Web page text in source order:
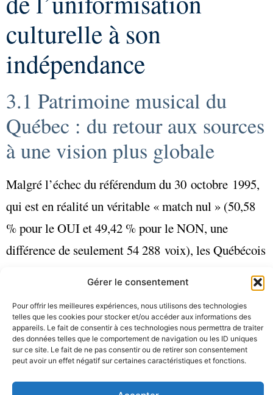
Gérer le consentement
Pour offrir les meilleures expériences, nous utilisons des technologies
telles que les cookies pour stocker et/ou accéder aux informations des
appareils. Le fait de consentir à ces technologies nous permettra de traiter
des données telles que le comportement de navigation ou les ID uniques
sur ce site. Le fait de ne pas consentir ou de retirer son consentement
peut avoir un effet négatif sur certaines caractéristiques et fonctions.
culturelle à son
indépendance
3.1 Patrimoine musical du
Québec : du retour aux sources
à une vision plus globale
Malgré l’échecdu référendum du 30 octobre 1995,
qui est en réalité un véritable « match nul » (50,58
% pour le OUI et 49,42 % pour le NON, une
différence de seulement 54 288 voix), les Québécois
reconnaissance des pionniers à la valorisation de la
musique traditionnelle, la revue prends maintenant
la musique comme un enjeu fondamental pour notre
identité.